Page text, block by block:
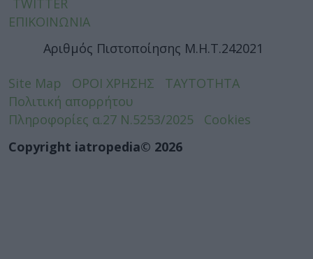
ΕΠΙΚΟΙΝΩΝΙΑ
Αριθμός Πιστοποίησης Μ.Η.Τ.242021
Site Map ΟΡΟΙ ΧΡΗΣΗΣ
ΤΑΥΤΟΤΗΤΑ
Πολιτική απορρήτου
Πληροφορίες α.27 Ν.5253/2025
Cookies
Copyright iatropedia© 2026